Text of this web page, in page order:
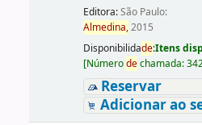
Editora:São Paulo:
Almedina,2015
Disponibilidade:Itens
[Númerodechamada:
Reservar
Adicionar ao